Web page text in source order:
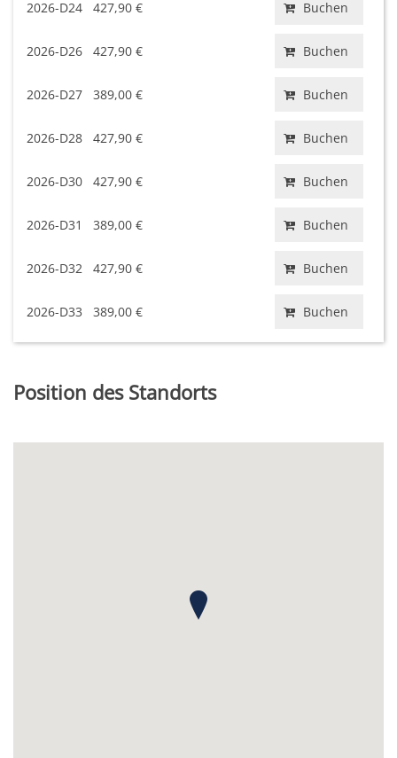
2026-D24 427,90 € Buchen
2026-D26 427,90 € Buchen
2026-D27 389,00 € Buchen
2026-D28 427,90 € Buchen
2026-D30 427,90 € Buchen
2026-D31 389,00 € Buchen
2026-D32 427,90 € Buchen
2026-D33 389,00 € Buchen
Position des Standorts